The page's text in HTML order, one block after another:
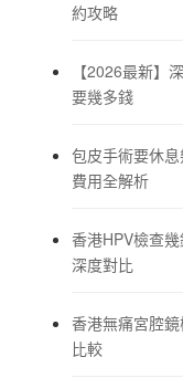
約攻略
【2026最新】
要幾多錢
包皮手術要休
費用全解析
香港HPV檢查
深度對比
香港無痛宮腔
比較